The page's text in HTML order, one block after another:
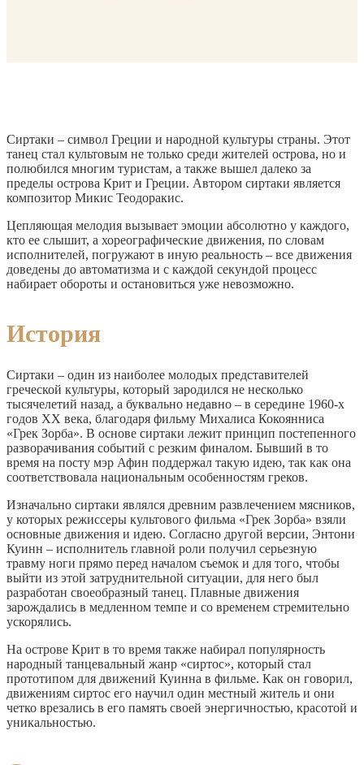
Сиртаки – символ Греции и народной культуры страны. Этот
танец стал культовым не только среди жителей острова, но и
полюбился многим туристам, а также вышел далеко за
пределы острова Крит и Греции. Автором сиртаки является
композитор Микис Теодоракис.
Цепляющая мелодия вызывает эмоции абсолютно у каждого,
кто ее слышит, а хореографические движения, по словам
исполнителей, погружают в иную реальность – все движения
доведены до автоматизма и с каждой секундой процесс
набирает обороты и остановиться уже невозможно.
История
Сиртаки – один из наиболее молодых представителей
греческой культуры, который зародился не несколько
тысячелетий назад, а буквально недавно – в середине 1960-х
годов XX века, благодаря фильму Михалиса Кокоянниса
«Грек Зорба». В основе сиртаки лежит принцип постепенного
разворачивания событий с резким финалом. Бывший в то
время на посту мэр Афин поддержал такую идею, так как она
соответствовала национальным особенностям греков.
Изначально сиртаки являлся древним развлечением мясников,
у которых режиссеры культового фильма «Грек Зорба» взяли
основные движения и идею. Согласно другой версии, Энтони
Куинн – исполнитель главной роли получил серьезную
травму ноги прямо перед началом съемок и для того, чтобы
выйти из этой затруднительной ситуации, для него был
разработан своеобразный танец. Плавные движения
зарождались в медленном темпе и со временем стремительно
ускорялись.
На острове Крит в то время также набирал популярность
народный танцевальный жанр «сиртос», который стал
прототипом для движений Куинна в фильме. Как он говорил,
движениям сиртос его научил один местный житель и они
четко врезались в его память своей энергичностью, красотой и
уникальностью.